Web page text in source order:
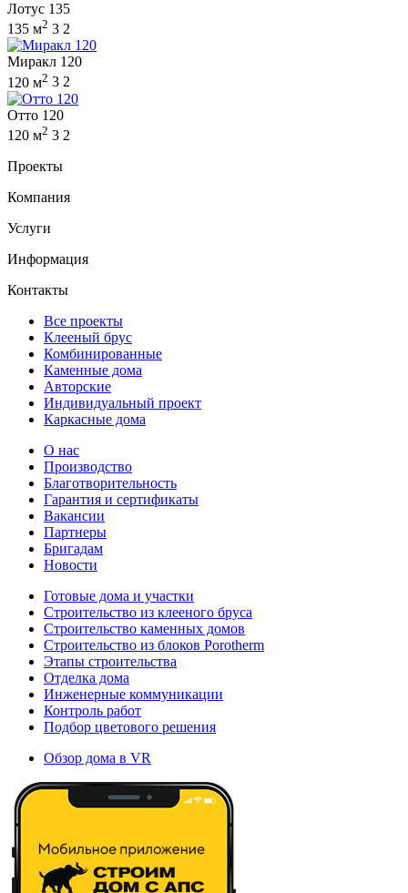
Лотус 135
135 м2 3 2
Миракл 120
120 м2 3 2
Отто 120
120 м2 3 2
Проекты
Компания
Услуги
Информация
Контакты
Все проекты
Клееный брус
Комбинированные
Каменные дома
Авторские
Индивидуальный проект
Каркасные дома
О нас
Производство
Благотворительность
Гарантия и сертификаты
Вакансии
Партнеры
Бригадам
Новости
Готовые дома и участки
Строительство из клееного бруса
Строительство каменных домов
Строительство из блоков Porotherm
Этапы строительства
Отделка дома
Инженерные коммуникации
Контроль работ
Подбор цветового решения
Обзор дома в VR